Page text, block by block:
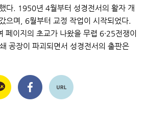
다. 1950년 4월부터 성경전서의 활자 개
으며, 6월부터 교정 작업이 시작되었다.
페이지의 초교가 나왔을 무렵 6·25전쟁이
공장이 파괴되면서 성경전서의 출판은